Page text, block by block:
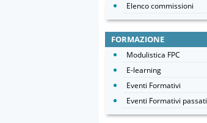
Elenco commissioni
FORMAZIONE
Modulistica FPC
E-learning
Eventi Formativi
Eventi Formativi passati